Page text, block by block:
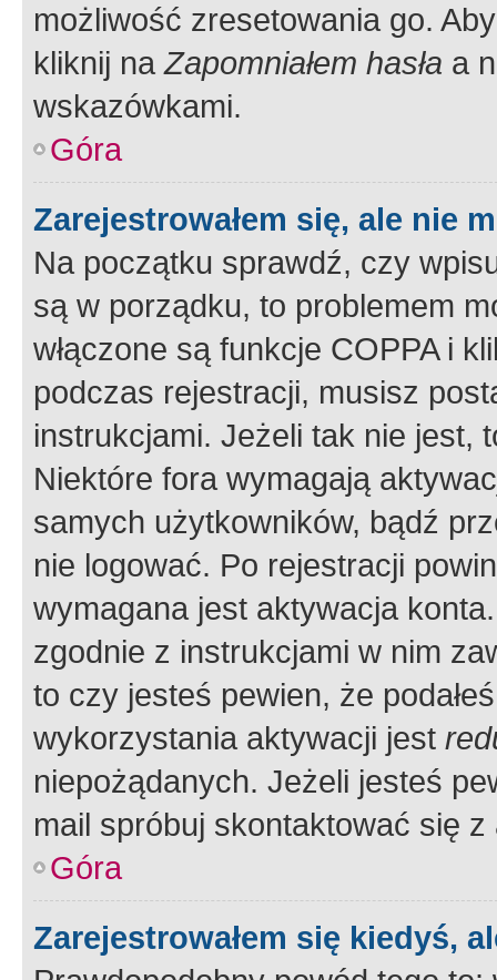
możliwość zresetowania go.
kliknij naZapomniałem hasła a
wskazówkami.
Góra
Zarejestrowałem się, ale nie
Na początku sprawdź, czy
są w porządku, to problemem
włączone są funkcje COPPA i
podczas rejestracji, musisz
instrukcjami. Jeżeli tak nie jest,
Niektóre fora wymagają
samych użytkowników, bądź
nie logować. Po rejestracji
wymagana jest aktywacja
zgodnie z instrukcjami w nim
to czy jesteś pewien, że
wykorzystania aktywacji jest
niepożądanych. Jeżeli jesteś
mail spróbuj skontaktować się
Góra
Zarejestrowałem się kiedyś,